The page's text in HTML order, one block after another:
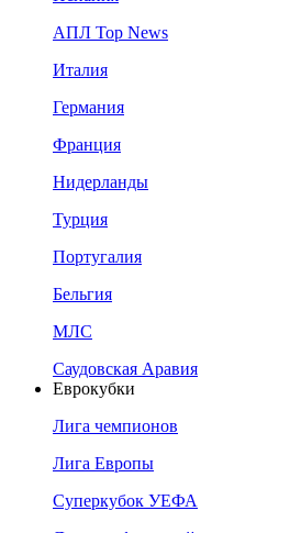
АПЛ Top News
Италия
Германия
Франция
Нидерланды
Турция
Португалия
Бельгия
МЛС
Саудовская Аравия
Еврокубки
Лига чемпионов
Лига Европы
Суперкубок УЕФА